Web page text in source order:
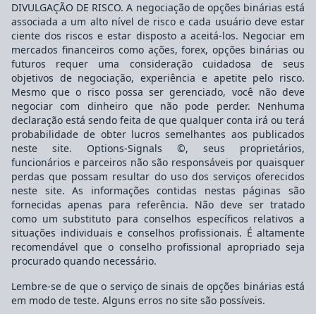
DIVULGAÇÃO DE RISCO. A negociação de opções binárias está
associada a um alto nível de risco e cada usuário deve estar
ciente dos riscos e estar disposto a aceitá-los. Negociar em
mercados financeiros como ações, forex, opções binárias ou
futuros requer uma consideração cuidadosa de seus
objetivos de negociação, experiência e apetite pelo risco.
Mesmo que o risco possa ser gerenciado, você não deve
negociar com dinheiro que não pode perder. Nenhuma
declaração está sendo feita de que qualquer conta irá ou terá
probabilidade de obter lucros semelhantes aos publicados
neste site. Options-Signals ©, seus proprietários,
funcionários e parceiros não são responsáveis por quaisquer
perdas que possam resultar do uso dos serviços oferecidos
neste site. As informações contidas nestas páginas são
fornecidas apenas para referência. Não deve ser tratado
como um substituto para conselhos específicos relativos a
situações individuais e conselhos profissionais. É altamente
recomendável que o conselho profissional apropriado seja
procurado quando necessário.
Lembre-se de que o serviço de sinais de opções binárias está
em modo de teste. Alguns erros no site são possíveis.